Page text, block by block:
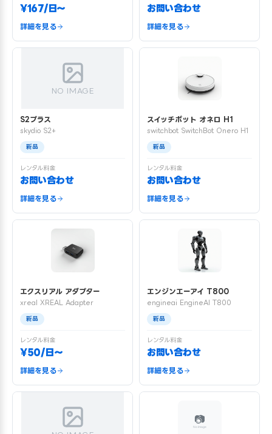
¥167/日〜
詳細を見る
お問い合わせ
詳細を見る
NO IMAGE
S2プラス
skydio S2+
新品
レンタル料金
お問い合わせ
詳細を見る
スイッチボット オネロ H1
switchbot SwitchBot Onero H1
新品
レンタル料金
お問い合わせ
詳細を見る
エクスリアル アダプター
xreal XREAL Adapter
新品
レンタル料金
¥50/日〜
詳細を見る
エンジンエーアイ T800
engineai EngineAI T800
新品
レンタル料金
お問い合わせ
詳細を見る